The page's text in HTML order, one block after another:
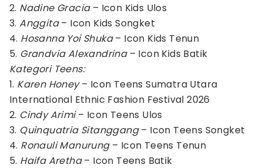
2. Nadine Gracia– Icon Kids Ulos
3.Anggita– Icon Kids Songket
4. Hosanna Yoi Shuka– Icon Kids Tenun
5. Grandvia Alexandrina– Icon Kids Batik
Kategori Teens:
1. Karen Honey– Icon Teens Sumatra Utara
International Ethnic Fashion Festival 2026
2. Cindy Arimi– Icon Teens Ulos
3. Quinquatria Sitanggang– Icon Teens Songket
4. Ronauli Manurung– Icon Teens Tenun
5. Haifa Aretha– Icon Teens Batik